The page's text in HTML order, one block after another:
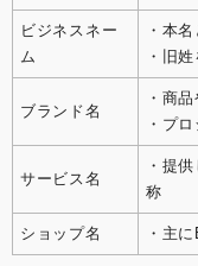
ビジネスネー
ム
・本
・旧
ブランド名
・商
・プ
サービス名
・提
称
ショップ名 ・主